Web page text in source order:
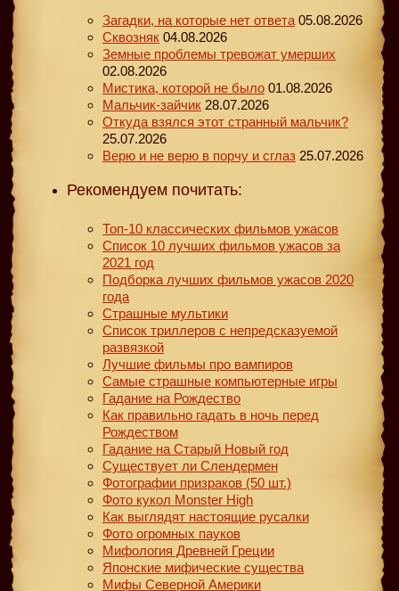
Загадки, на которые нет ответа 05.08.2026
Сквозняк 04.08.2026
Земные проблемы тревожат умерших
02.08.2026
Мистика, которой не было 01.08.2026
Мальчик-зайчик 28.07.2026
Откуда взялся этот странный мальчик?
25.07.2026
Верю и не верю в порчу и сглаз 25.07.2026
Рекомендуем почитать:
Топ-10 классических фильмов ужасов
Список 10 лучших фильмов ужасов за
2021 год
Подборка лучших фильмов ужасов 2020
года
Страшные мультики
Список триллеров с непредсказуемой
развязкой
Лучшие фильмы про вампиров
Самые страшные компьютерные игры
Гадание на Рождество
Как правильно гадать в ночь перед
Рождеством
Гадание на Старый Новый год
Существует ли Слендермен
Фотографии призраков (50 шт.)
Фото кукол Monster High
Как выглядят настоящие русалки
Фото огромных пауков
Мифология Древней Греции
Японские мифические существа
Мифы Северной Америки